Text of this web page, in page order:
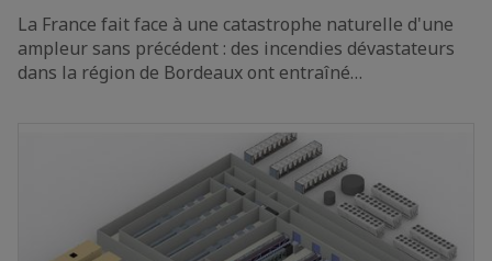
La France fait face à une catastrophe naturelle d'une
ampleur sans précédent : des incendies dévastateurs
dans la région de Bordeaux ont entraîné…